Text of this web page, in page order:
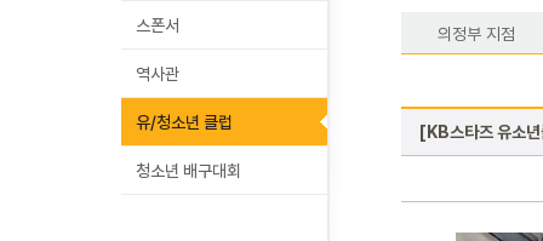
스폰서
역사관
유/청소년 클럽
청소년 배구대회
의정부 지점
[KB스타즈 유소